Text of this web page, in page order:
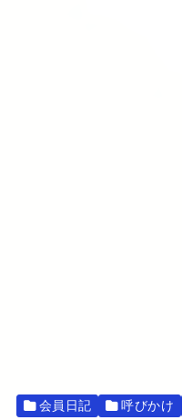
会員日記 呼びかけ